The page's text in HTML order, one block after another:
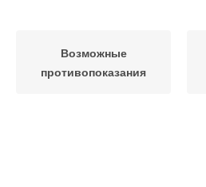
Возможные
противопоказания